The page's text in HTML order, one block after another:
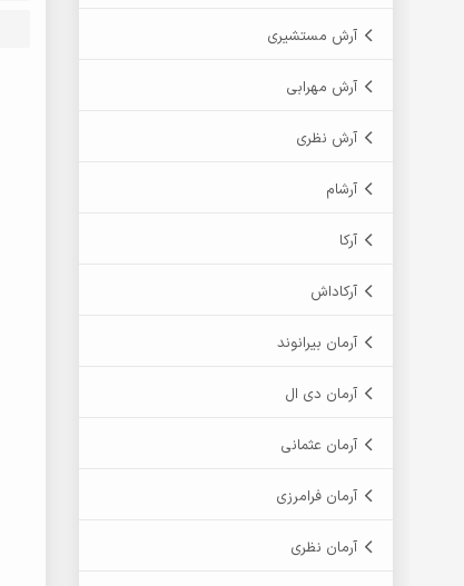
آرش مستشیری
آرش مهرابی
آرش نظری
آرشام
آرکا
آرکاداش
آرمان بیرانوند
آرمان دی ال
آرمان عثمانی
آرمان فرامرزی
آرمان نظری